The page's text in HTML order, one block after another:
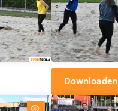
Downloaden